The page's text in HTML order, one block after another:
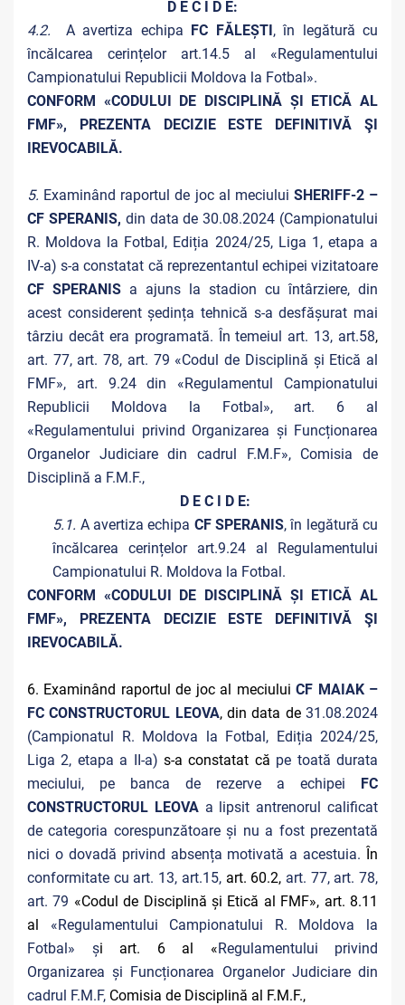
D E C I D E:
4.2. A avertiza echipa FC FĂLEȘTI, în legătură cu
încălcarea cerințelor art.14.5 al «Regulamentului
Campionatului Republicii Moldova la Fotbal».
CONFORM «CODULUI DE DISCIPLINĂ ȘI ETICĂ AL
FMF», PREZENTA DECIZIE ESTE DEFINITIVĂ ŞI
IREVOCABILĂ.
5. Examinând raportul de joc al meciului SHERIFF-2 –
CF SPERANIS, din data de 30.08.2024 (Campionatului
R. Moldova la Fotbal, Ediția 2024/25, Liga 1, etapa a
IV-a) s-a constatat că reprezentantul echipei vizitatoare
CF SPERANIS a ajuns la stadion cu întârziere, din
acest considerent ședința tehnică s-a desfășurat mai
târziu decât era programată. În temeiul art. 13, art.58,
art. 77, art. 78, art. 79 «Codul de Disciplină și Etică al
FMF», art. 9.24 din «Regulamentul Campionatului
Republicii Moldova la Fotbal», art. 6 al
«Regulamentului privind Organizarea și Funcționarea
Organelor Judiciare din cadrul F.M.F», Comisia de
Disciplină a F.M.F.,
D E C I D E:
5.1. A avertiza echipa CF SPERANIS, în legătură cu
încălcarea cerințelor art.9.24 al Regulamentului
Campionatului R. Moldova la Fotbal.
CONFORM «CODULUI DE DISCIPLINĂ ȘI ETICĂ AL
FMF», PREZENTA DECIZIE ESTE DEFINITIVĂ ŞI
IREVOCABILĂ.
6. Examinând raportul de joc al meciuluiCF MAIAK –
FC CONSTRUCTORUL LEOVA, din data de31.08.2024
(Campionatul R. Moldova la Fotbal, Ediția 2024/25,
Liga 2, etapa a II-a) s-a constatat că pe toată durata
meciului, pe banca de rezerve a echipei FC
CONSTRUCTORUL LEOVAa lipsit antrenorul calificat
de categoria corespunzătoare și nu a fost prezentată
nici o dovadă privind absența motivată a acestuia. În
conformitate cu art. 13, art.15, art. 60.2, art. 77, art. 78,
art. 79 «Codul de Disciplină și Etică al FMF», art. 8.11
al «Regulamentului Campionatului R. Moldova la
Fotbal» și art. 6 al «Regulamentului privind
Organizarea și Funcționarea Organelor Judiciare din
cadrul F.M.F, Comisia de Disciplină al F.M.F.,